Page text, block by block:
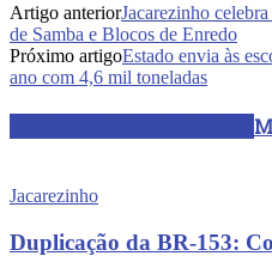
Artigo anteriorJacarezinho
de Samba e Blocos de Enredo
Próximo artigoEstado envia às
ano com 4,6 mil toneladas
Jacarezinho
Duplicação da BR-153: